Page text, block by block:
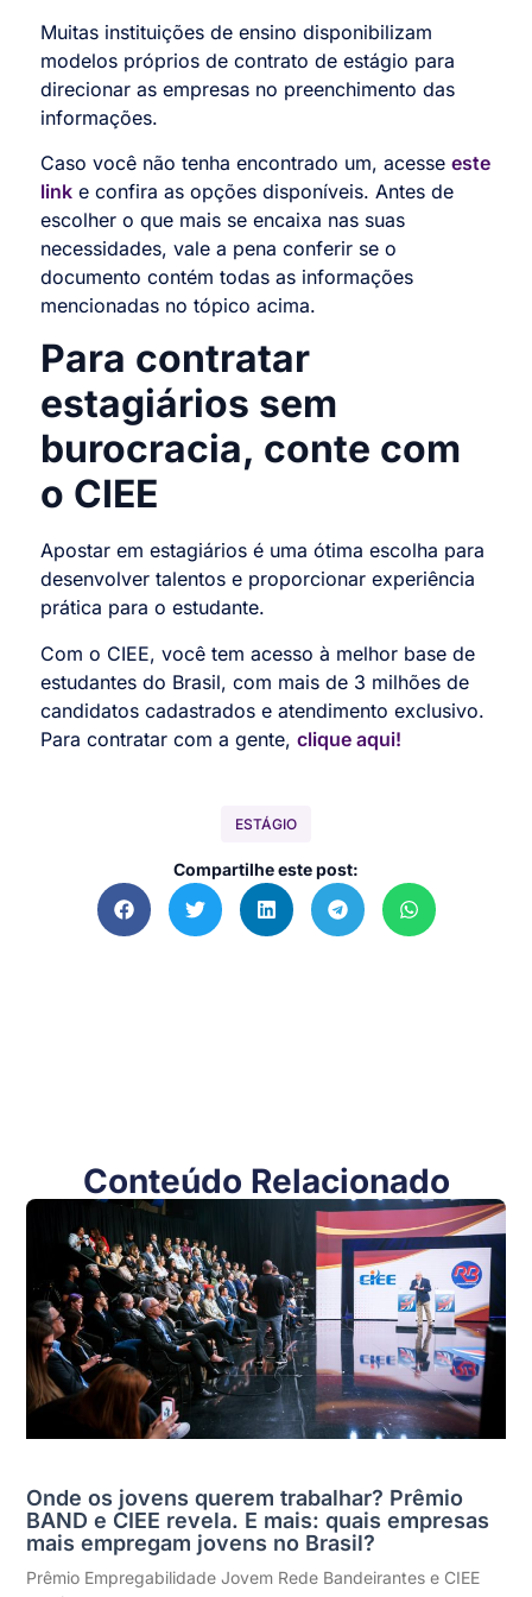
Muitas instituições de ensino disponibilizam
modelos próprios de contrato de estágio para
direcionar as empresas no preenchimento das
informações.
Caso você não tenha encontrado um, acesse este
link e confira as opções disponíveis. Antes de
escolher o que mais se encaixa nas suas
necessidades, vale a pena conferir se o
documento contém todas as informações
mencionadas no tópico acima.
Para contratar
estagiários sem
burocracia, conte com
o CIEE
Apostar em estagiários é uma ótima escolha para
desenvolver talentos e proporcionar experiência
prática para o estudante.
Com o CIEE, você tem acesso à melhor base de
estudantes do Brasil, com mais de 3 milhões de
candidatos cadastrados e atendimento exclusivo.
Para contratar com a gente, clique aqui!
ESTÁGIO
Compartilhe este post:
Conteúdo Relacionado
Onde os jovens querem trabalhar? Prêmio
BAND e CIEE revela. E mais: quais empresas
mais empregam jovens no Brasil?
Prêmio Empregabilidade Jovem Rede Bandeirantes e CIEE